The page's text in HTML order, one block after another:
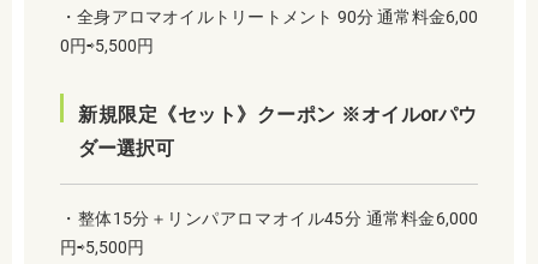
・全身アロマオイルトリートメント 90分 通常料金6,00
0円⇨5,500円
新規限定《セット》クーポン ※オイルorパウ
ダー選択可
・整体15分＋リンパアロマオイル45分 通常料金6,000
円⇨5,500円